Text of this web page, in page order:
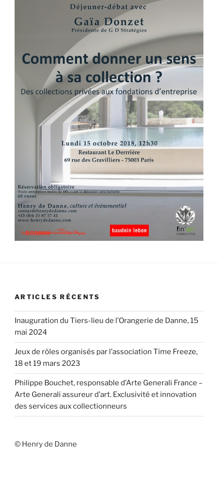
ARTICLES RÉCENTS
Inauguration du Tiers-lieu de l’Orangerie de Danne, 15
mai 2024
Jeux de rôles organisés par l’association Time Freeze,
18 et 19 mars 2023
Philippe Bouchet, responsable d’Arte Generali France –
Arte Generali assureur d’art. Exclusivité et innovation
des services aux collectionneurs
© Henry de Danne